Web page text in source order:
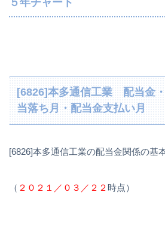
５年チャート
[6826]本多通信工業 配当金
当落ち月・配当金支払い月
[6826]本多通信工業の配当金関係の基
（ ２０２１／０３／２２時点）